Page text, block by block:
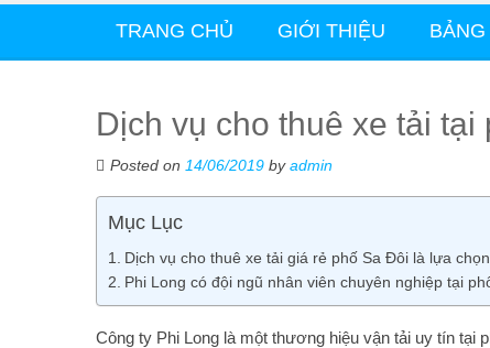
TRANG CHỦ GIỚI THIỆU
Dịch vụ cho thuê xe tải
Posted on 14/06/2019 byadmin
Mục Lục
Dịch vụ cho thuê xe tải giá rẻ phố Sa Đôi là lựa
Phi Long có đội ngũ nhân viên chuyên nghiệp tại
Công ty Phi Long là một thương hiệu vận tải uy tín tại